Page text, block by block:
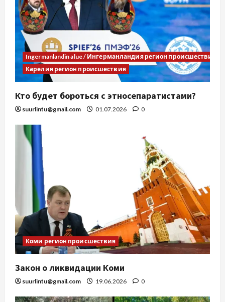
Ingermanlandin alue / Ингерманландия регион происшествия
Карелия регион происшествия
Кто будет бороться с этносепаратистами?
suurlintu@gmail.com 01.07.2026 0
Коми регион происшествия
Закон о ликвидации Коми
suurlintu@gmail.com 19.06.2026 0